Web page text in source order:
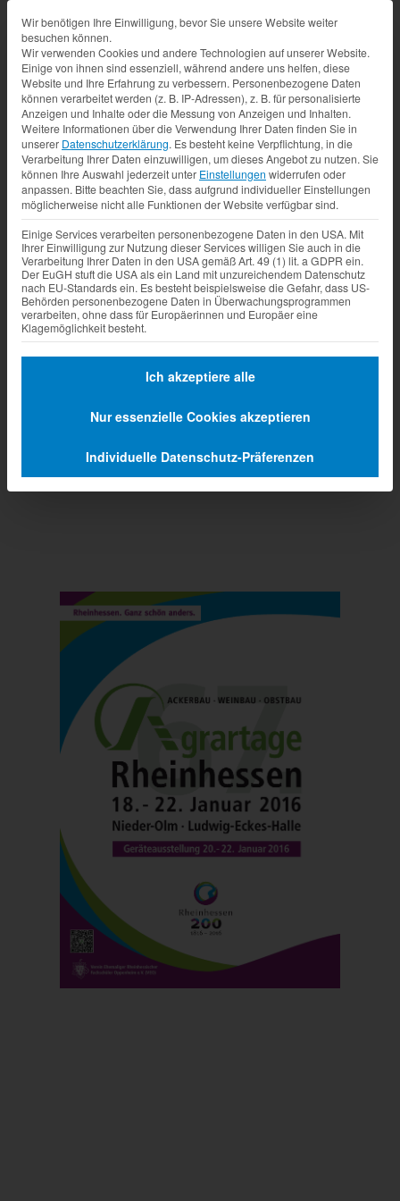
Datenschutz-Präferenz
Wir benötigen Ihre Einwilligung, bevor Sie unsere Website weiter
besuchen können.
Wir verwenden Cookies und andere Technologien auf unserer Website.
Einige von ihnen sind essenziell, während andere uns helfen, diese
Website und Ihre Erfahrung zu verbessern. Personenbezogene Daten
können verarbeitet werden (z. B. IP-Adressen), z. B. für personalisierte
Anzeigen und Inhalte oder die Messung von Anzeigen und Inhalten.
Weitere Informationen über die Verwendung Ihrer Daten finden Sie in
unserer Datenschutzerklärung. Es besteht keine Verpflichtung, in die
Verarbeitung Ihrer Daten einzuwilligen, um dieses Angebot zu nutzen. Sie
können Ihre Auswahl jederzeit unter Einstellungen widerrufen oder
anpassen. Bitte beachten Sie, dass aufgrund individueller Einstellungen
möglicherweise nicht alle Funktionen der Website verfügbar sind.
Einige Services verarbeiten personenbezogene Daten in den USA. Mit
Ihrer Einwilligung zur Nutzung dieser Services willigen Sie auch in die
Verarbeitung Ihrer Daten in den USA gemäß Art. 49 (1) lit. a GDPR ein.
Der EuGH stuft die USA als ein Land mit unzureichendem Datenschutz
nach EU-Standards ein. Es besteht beispielsweise die Gefahr, dass US-
Behörden personenbezogene Daten in Überwachungsprogrammen
verarbeiten, ohne dass für Europäerinnen und Europäer eine
Klagemöglichkeit besteht.
Ich akzeptiere alle
Nur essenzielle Cookies akzeptieren
Individuelle Datenschutz-Präferenzen